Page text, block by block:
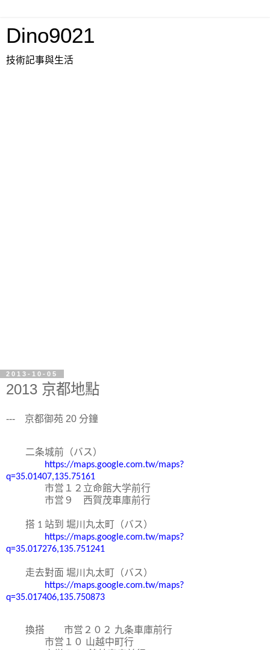
Dino9021
技術記事與生活
2013-10-05
2013 京都地點
--- 京都御苑 20 分鐘
二条城前（バス）
https://maps.google.com.tw/maps?
q=35.01407,135.75161
市営１２立命館大学前行
市営９
西賀茂車庫前行
搭 1 站到 堀川丸太町（バス）
https://maps.google.com.tw/maps?
q=35.017276,135.751241
走去對面 堀川丸太町（バス）
https://maps.google.com.tw/maps?
q=35.017406,135.750873
換搭 市営２０２ 九条車庫前行
市営１０ 山越中町行